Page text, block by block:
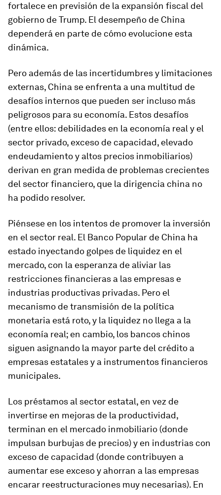
fortalece en previsión de la expansión fiscal del
gobierno de Trump. El desempeño de China
dependerá en parte de cómo evolucione esta
dinámica.
Pero además de las incertidumbres y limitaciones
externas, China se enfrenta a una multitud de
desafíos internos que pueden ser incluso más
peligrosos para su economía. Estos desafíos
(entre ellos: debilidades en la economía real y el
sector privado, exceso de capacidad, elevado
endeudamiento y altos precios inmobiliarios)
derivan en gran medida de problemas crecientes
del sector financiero, que la dirigencia china no
ha podido resolver.
Piénsese en los intentos de promover la inversión
en el sector real. El Banco Popular de China ha
estado inyectando golpes de liquidez en el
mercado, con la esperanza de aliviar las
restricciones financieras a las empresas e
industrias productivas privadas. Pero el
mecanismo de transmisión de la política
monetaria está roto, y la liquidez no llega a la
economía real; en cambio, los bancos chinos
siguen asignando la mayor parte del crédito a
empresas estatales y a instrumentos financieros
municipales.
Los préstamos al sector estatal, en vez de
invertirse en mejoras de la productividad,
terminan en el mercado inmobiliario (donde
impulsan burbujas de precios) y en industrias con
exceso de capacidad (donde contribuyen a
aumentar ese exceso y ahorran a las empresas
encarar reestructuraciones muy necesarias). En